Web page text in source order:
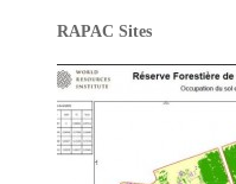
RAPAC Sites